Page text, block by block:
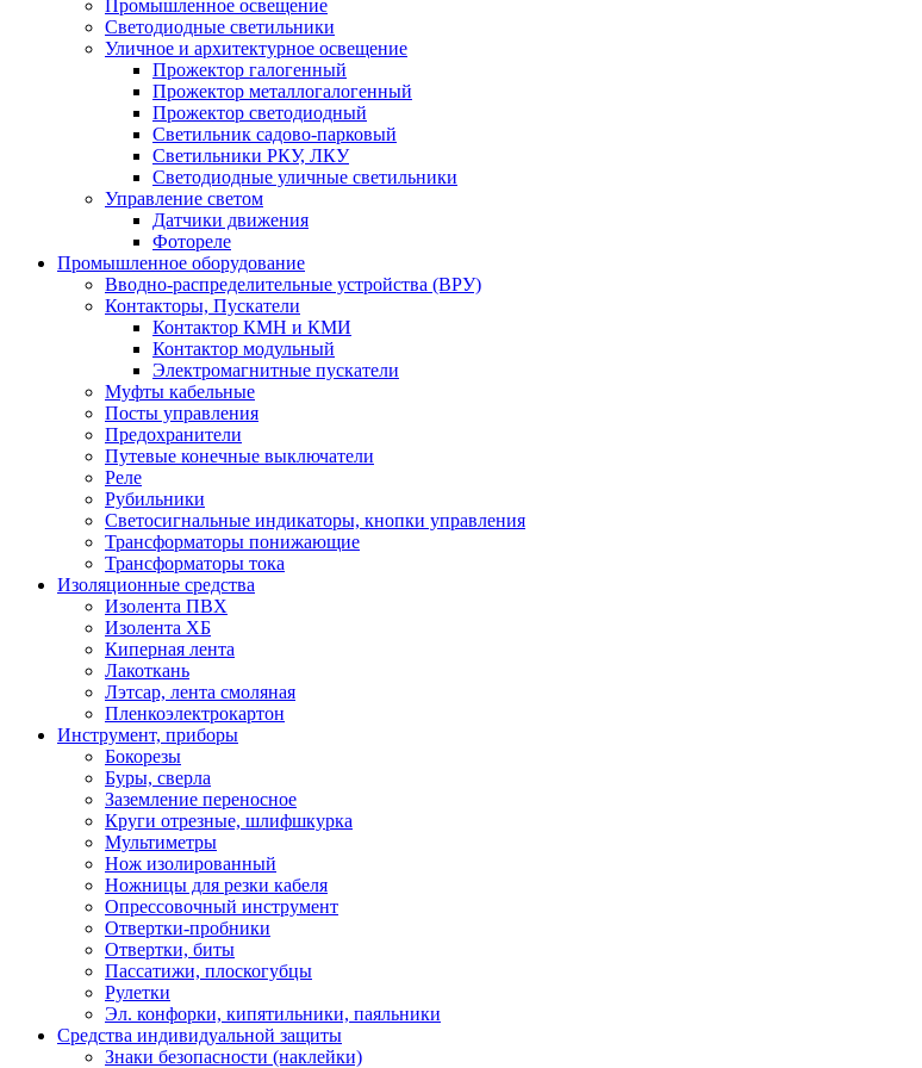
Промышленное освещение
Светодиодные светильники
Уличное и архитектурное освещение
Прожектор галогенный
Прожектор металлогалогенный
Прожектор светодиодный
Светильник садово-парковый
Светильники РКУ, ЛКУ
Светодиодные уличные светильники
Управление светом
Датчики движения
Фотореле
Промышленное оборудование
Вводно-распределительные устройства (ВРУ)
Контакторы, Пускатели
Контактор КМН и КМИ
Контактор модульный
Электромагнитные пускатели
Муфты кабельные
Посты управления
Предохранители
Путевые конечные выключатели
Реле
Рубильники
Светосигнальные индикаторы, кнопки управления
Трансформаторы понижающие
Трансформаторы тока
Изоляционные средства
Изолента ПВХ
Изолента ХБ
Киперная лента
Лакоткань
Лэтсар, лента смоляная
Пленкоэлектрокартон
Инструмент, приборы
Бокорезы
Буры, сверла
Заземление переносное
Круги отрезные, шлифшкурка
Мультиметры
Нож изолированный
Ножницы для резки кабеля
Опрессовочный инструмент
Отвертки-пробники
Отвертки, биты
Пассатижи, плоскогубцы
Рулетки
Эл. конфорки, кипятильники, паяльники
Средства индивидуальной защиты
Знаки безопасности (наклейки)